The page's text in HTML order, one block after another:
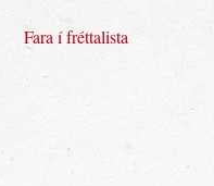
Fara í fréttalista